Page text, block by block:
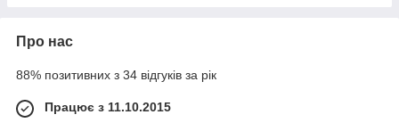
Про нас
88% позитивних з 34 відгуків за рік
Працює з 11.10.2015